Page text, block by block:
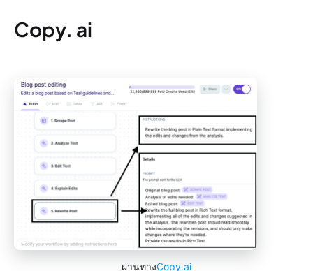
Copy. ai
ผ่านทางCopy.ai